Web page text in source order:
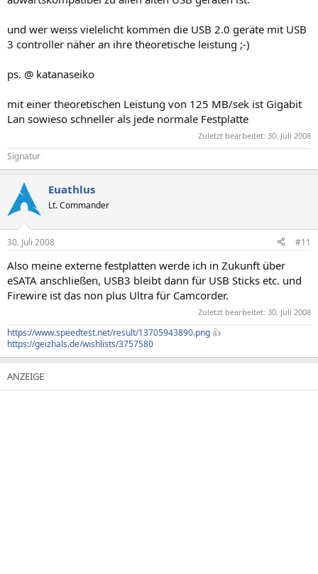
und wer weiss vielelicht kommen die USB 2.0 geräte mit USB
3 controller näher an ihre theoretische leistung ;-)
ps. @ katanaseiko
mit einer theoretischen Leistung von 125 MB/sek ist Gigabit
Lan sowieso schneller als jede normale Festplatte
Zuletzt bearbeitet: 30. Juli 2008
Signatur
Euathlus
Lt. Commander
30. Juli 2008 #11
Also meine externe festplatten werde ich in Zukunft über
eSATA anschließen, USB3 bleibt dann für USB Sticks etc. und
Firewire ist das non plus Ultra für Camcorder.
Zuletzt bearbeitet: 30. Juli 2008
https://www.speedtest.net/result/13705943890.png 👍
https://geizhals.de/wishlists/3757580